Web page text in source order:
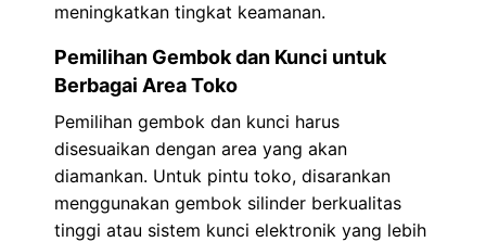
meningkatkan tingkat keamanan.
Pemilihan Gembok dan Kunci untuk
Berbagai Area Toko
Pemilihan gembok dan kunci harus
disesuaikan dengan area yang akan
diamankan. Untuk pintu toko, disarankan
menggunakan gembok silinder berkualitas
tinggi atau sistem kunci elektronik yang lebih